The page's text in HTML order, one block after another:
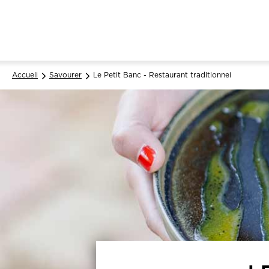
Accueil Savourer Le Petit Banc - Restaurant traditionnel